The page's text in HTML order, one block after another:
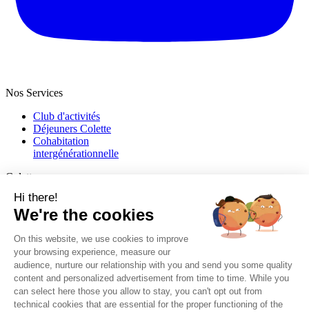
Nos Services
Club d'activités
Déjeuners Colette
Cohabitation
intergénération­nelle
Colette
Qui sommes-nous ?
Blog
Jobs
Aide & Contact
Par mailleclub@colette.club
AideVoir la FAQ